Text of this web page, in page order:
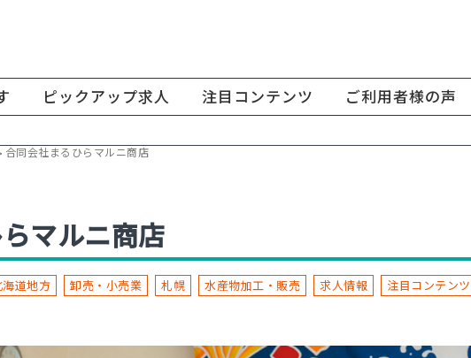
ピックアップ求人 注目コンテンツ ご利用者様の声
合同会社まるひらマルニ商店
マルニ商店
海道地方 卸売・小売業 札幌 水産物加工・販売 求人情報 注目コンテンツ